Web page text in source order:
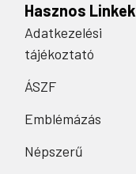
Hasznos Linkek
Adatkezelési
tájékoztató
ÁSZF
Emblémázás
Népszerű